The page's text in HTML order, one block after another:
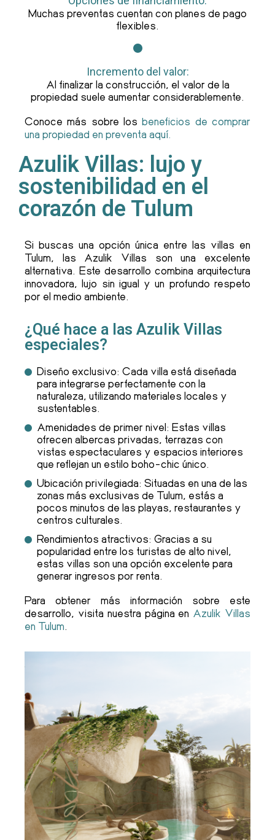
Muchas preventas cuentan con planes de pago
flexibles.
Incremento del valor:
Al finalizar la construcción, el valor de la
propiedad suele aumentar considerablemente.
Conoce más sobre losbeneficios de comprar
una propiedad en preventa aquí.
Azulik Villas: lujo y
sostenibilidad en el
corazón de Tulum
Si buscas una opción única entre las villas en
Tulum, las Azulik Villas son una excelente
alternativa. Este desarrollo combina arquitectura
innovadora, lujo sin igual y un profundo respeto
por el medio ambiente.
¿Qué hace a las Azulik Villas
especiales?
Diseño exclusivo: Cada villa está diseñada
para integrarse perfectamente con la
naturaleza, utilizando materiales locales y
sustentables.
Amenidades de primer nivel: Estas villas
ofrecen albercas privadas, terrazas con
vistas espectaculares y espacios interiores
que reflejan un estilo boho-chic único.
Ubicación privilegiada: Situadas en una de las
zonas más exclusivas de Tulum, estás a
pocos minutos de las playas, restaurantes y
centros culturales.
Rendimientos atractivos: Gracias a su
popularidad entre los turistas de alto nivel,
estas villas son una opción excelente para
generar ingresos por renta.
Para obtener más información sobre este
desarrollo, visita nuestra página en Azulik Villas
en Tulum.